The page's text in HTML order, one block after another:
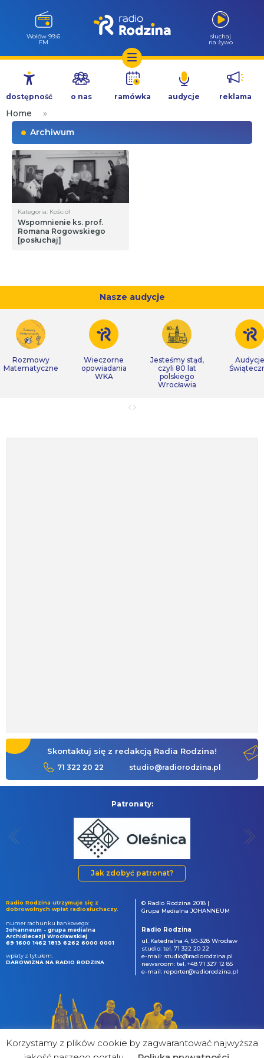
Przejdź
treści
Wołów 99.6
FM
słuchaj
na żywo
dostępność o nas ramówka audycje reklama
Home
»
Archiwum
Kategoria: Kościół
Wspomnienie ks. prof.
Romana Rogowskiego
[posłuchaj]
Nasze audycje
Rozmowy
Matematyczne
Wieczorne
opowiadania
WKA
Jesteśmy stąd,
czyli 80 lat
polskiego
Wrocławia
Audycje
Skontaktuj się z redakcją Radia Rodzina!
71 322 20 22 studio@radiorodzina.pl
Patronaty:
Jak zdobyć patronat?
Radio Rodzina utrzymuje się z
dobrowolnych wpłat radiosłuchaczy.
numer rachunku bankowego:
Johanneum - grupa medialna
Archidiecezji Wrocławskiej
69 1600 1462 1813 6262 6000 0001
wpłaty z tytułem:
DAROWIZNA NA RADIO RODZINA
© Radio Rodzina 2018 |
Grupa Medialna JOHANNEUM
Radio Rodzina
ul. Katedralna 4, 50-328 Wrocław
studio: tel. 71 322 20 22
e-mail: studio@radiorodzina.pl
newsroom: tel. +48 71 327 12 85
e-mail: reporter@radiorodzina.pl
Korzystamy z plików cookie by zagwarantować najwyższa